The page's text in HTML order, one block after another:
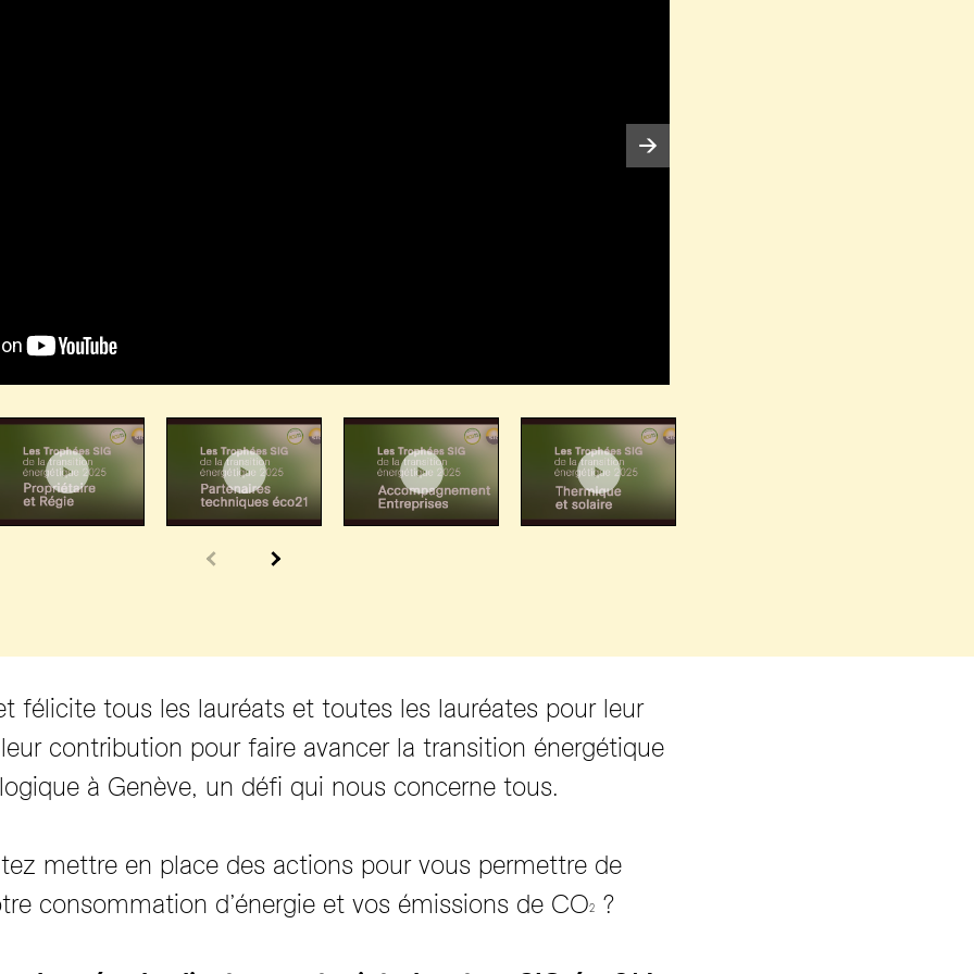
félicite tous les lauréats et toutes les lauréates pour leur
contribution pour faire avancer la transition énergétique
à Genève, un défi qui nous concerne tous.
mettre en place des actions pour vous permettre de
consommation d’énergie et vos émissions de CO2 ?